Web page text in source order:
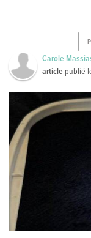
Carole
article publié